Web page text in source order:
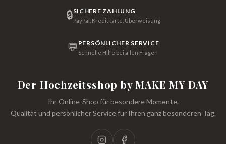
🔒SICHERE ZAHLUNG
PayPal, Kreditkarte, Überweisung
💬 PERSÖNLICHER SERVICE
Schnelle Hilfe bei allen Fragen
Der Hochzeitsshop by MAKE MY DAY
Ihr Online-Shop für besondere Momente.
Qualität und persönlicher Service für Ihren ganz besonderen Tag.